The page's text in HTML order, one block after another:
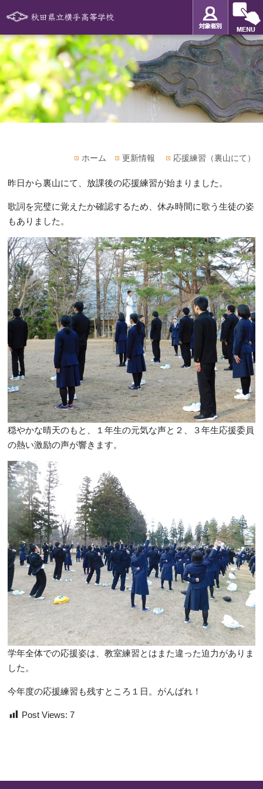
ホーム 更新情報 応援練習（裏山にて）
昨日から裏山にて、放課後の応援練習が始まりました。
歌詞を完璧に覚えたか確認するため、休み時間に歌う生徒の姿
もありました。
穏やかな晴天のもと、１年生の元気な声と２、３年生応援委員
の熱い激励の声が響きます。
学年全体での応援姿は、教室練習とはまた違った迫力がありま
した。
今年度の応援練習も残すところ１日。がんばれ！
Post Views: 7